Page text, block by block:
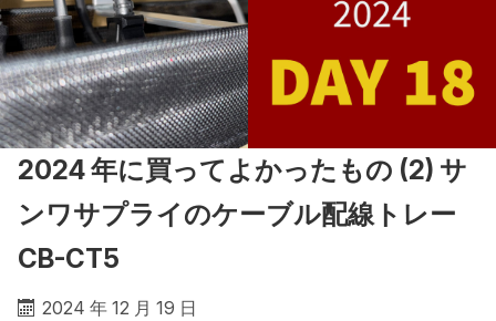
2024 年に買ってよかったもの (2) サ
ンワサプライのケーブル配線トレー
CB-CT5
2024 年 12 月 19 日